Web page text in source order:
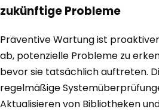
zukünftige Probleme
Präventive Wartung ist
ab, potenzielle Probleme zu
bevor sie tatsächlich auftreten.
regelmäßige
Aktualisieren von Bibliotheken